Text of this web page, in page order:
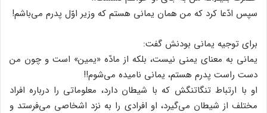
سپس ادّعا کرد که من همان یمانی هستم که وزیر اوّل پدرم می‌باشم!
برای توجیه یمانی بودنش گفت:
یمانی به معنای یمنی نیست، بلکه از مادّه «یمین» است و چون من
دست راست پدرم هستم، یمانی نامیده می‌شوم!!
او با ارتباط تنگاتنگش که با شیطان دارد، معلوماتی را درباره افراد
مختلف از شیطان می‌گیرد، او افرادی را به نزد اشخاصی می‌فرستد و